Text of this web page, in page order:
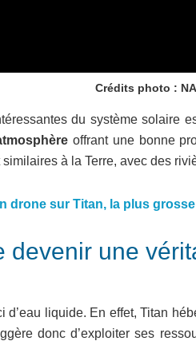
Crédits photo :
du système solaire
offrant une bonne
à la Terre, avec des
drone sur Titan, la plus
devenir une
d’eau liquide. En effet, Titan
donc d’exploiter ses